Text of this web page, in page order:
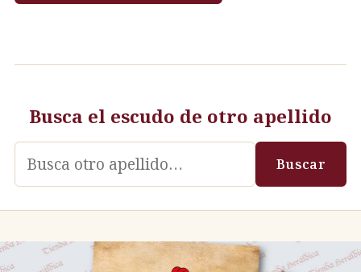
Busca el escudo de otro apellido
Buscar